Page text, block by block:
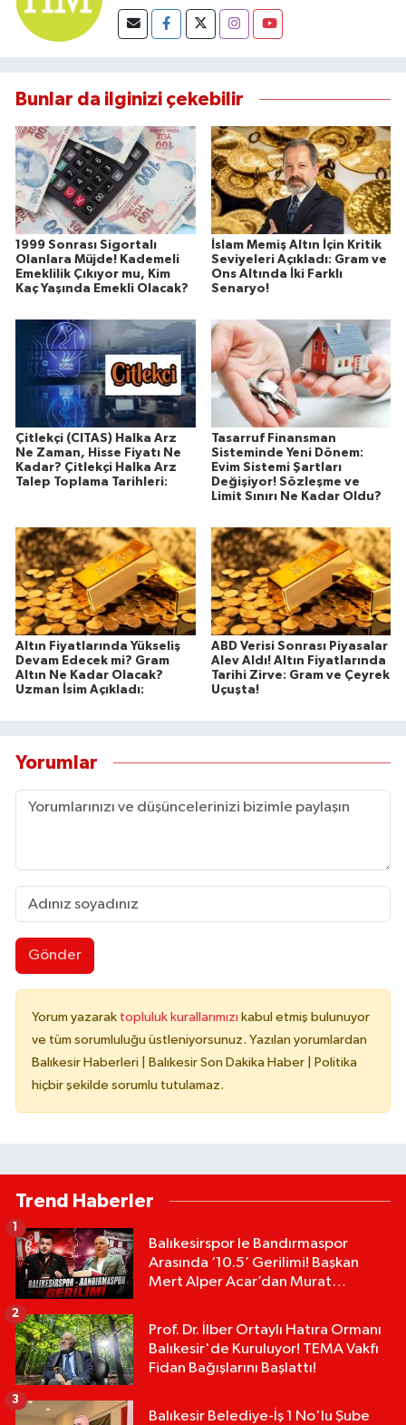
Bunlar da ilginizi çekebilir
1999 Sonrası Sigortalı
Olanlara Müjde! Kademeli
Emeklilik Çıkıyor mu, Kim
Kaç Yaşında Emekli Olacak?
İslam Memiş Altın İçin Kritik
Seviyeleri Açıkladı: Gram ve
Ons Altında İki Farklı
Senaryo!
Çitlekçi (CITAS) Halka Arz
Ne Zaman, Hisse Fiyatı Ne
Kadar? Çitlekçi Halka Arz
Talep Toplama Tarihleri:
Tasarruf Finansman
Sisteminde Yeni Dönem:
Evim Sistemi Şartları
Değişiyor! Sözleşme ve
Limit Sınırı Ne Kadar Oldu?
Altın Fiyatlarında Yükseliş
Devam Edecek mi? Gram
Altın Ne Kadar Olacak?
Uzman İsim Açıkladı:
ABD Verisi Sonrası Piyasalar
Alev Aldı! Altın Fiyatlarında
Tarihi Zirve: Gram ve Çeyrek
Uçuşta!
Yorumlar
Gönder
Yorum yazarak topluluk kurallarımızı kabul etmiş bulunuyor
ve tüm sorumluluğu üstleniyorsunuz. Yazılan yorumlardan
Balıkesir Haberleri | Balıkesir Son Dakika Haber | Politika
hiçbir şekilde sorumlu tutulamaz.
Trend Haberler
Balıkesirspor le Bandırmaspor
Arasında ‘10.5’ Gerilimi! Başkan
Mert Alper Acar’dan Murat
1
Prof. Dr. İlber Ortaylı Hatıra Ormanı
Balıkesir'de Kuruluyor! TEMA Vakfı
Fidan Bağışlarını Başlattı!
2
Balıkesir Belediye-İş 1 No'lu Şube
3